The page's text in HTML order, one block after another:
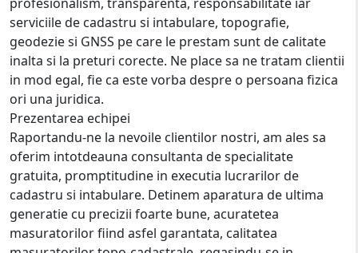
serviciile de cadastru si intabulare, topografie,
geodezie si GNSS pe care le prestam sunt de calitate
inalta si la preturi corecte. Ne place sa ne tratam clientii
in mod egal, fie ca este vorba despre o persoana fizica
ori una juridica.
Prezentarea echipei
Raportandu-ne la nevoile clientilor nostri, am ales sa
oferim intotdeauna consultanta de specialitate
gratuita, promptitudine in executia lucrarilor de
cadastru si intabulare. Detinem aparatura de ultima
generatie cu precizii foarte bune, acuratetea
masuratorilor fiind asfel garantata, calitatea